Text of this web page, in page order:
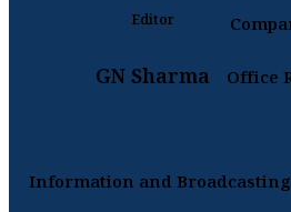
Editor
GN Sharma Office
Information and Broadcasting